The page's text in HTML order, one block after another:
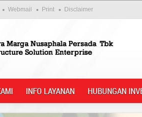
Webmail Print Disclaimer
INFO LAYANAN HUBUNGAN